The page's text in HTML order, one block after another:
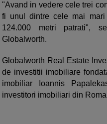
"Avand in vedere cele trei
fi unul dintre cele mai
124.000 metri patrati",
Globalworth.
Globalworth Real Estate
de investitii imobiliare
imobiliar Ioannis
investitori imobiliari din